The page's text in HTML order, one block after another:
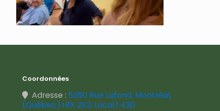
Coordonnées
Adresse : 5350 Rue Lafond, Montréal,
(Québec) H1X 2X2, Local 1.430